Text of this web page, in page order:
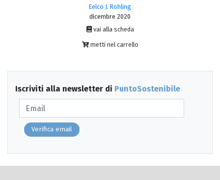
Eelco J. Rohling
dicembre 2020
vai alla scheda
metti nel carrello
Iscriviti alla newsletter di PuntoSostenibile
Verifica email